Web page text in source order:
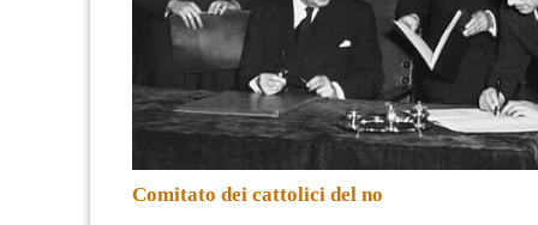
Comitato dei cattolici del no